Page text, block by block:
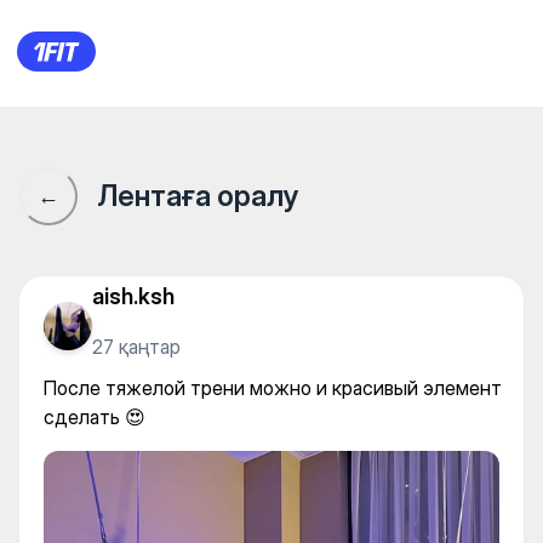
После тяжелой трени
← Лентаға оралу
aish.ksh
27 қаңтар
После тяжелой трени можно и красивый элемент
сделать 😍